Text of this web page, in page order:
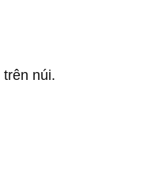
núi.